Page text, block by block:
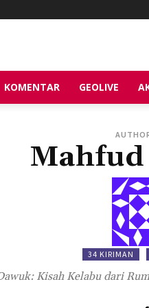
KOMENTAR GEOLIVE
34 KIRIMAN
Kisah Kelabu dari